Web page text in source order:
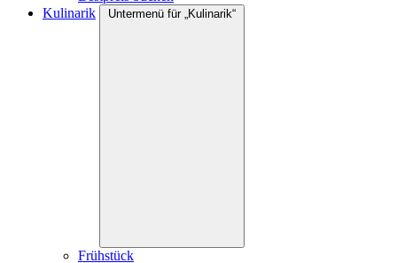
Kulinarik
Untermenü für „Kulinarik“
Frühstück